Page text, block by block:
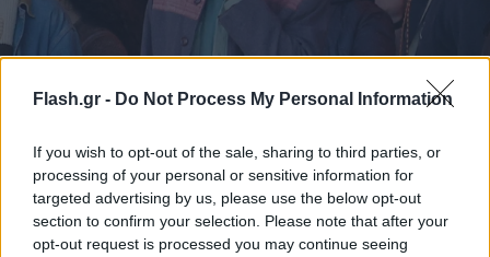
Flash.gr - Do Not Process My Personal Information
If you wish to opt-out of the sale, sharing to third parties, or
processing of your personal or sensitive information for
targeted advertising by us, please use the below opt-out
section to confirm your selection. Please note that after your
opt-out request is processed you may continue seeing
Μπραντ Πιτ: Τα γυρίσματα στο Μενίδι και οι
αποκαλύψεις συνεργάτη του από το Chateau
Miraval
«Είναι ωραίος τύπος αλλά δύσκολα τον προσεγγίζεις γιατί
είναι πολυάσχολος» ανέφερε μεταξύ άλλων ο Τόμας Περίν.